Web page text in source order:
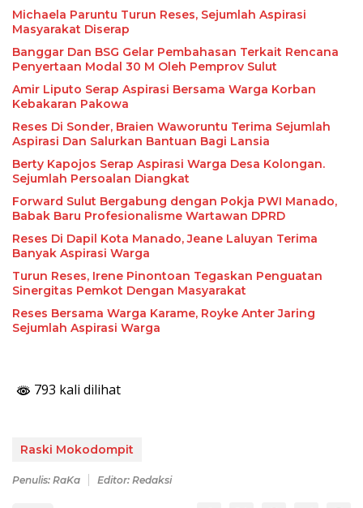
Michaela Paruntu Turun Reses, Sejumlah Aspirasi
Masyarakat Diserap
Banggar Dan BSG Gelar Pembahasan Terkait Rencana
Penyertaan Modal 30 M Oleh Pemprov Sulut
Amir Liputo Serap Aspirasi Bersama Warga Korban
Kebakaran Pakowa
Reses Di Sonder, Braien Waworuntu Terima Sejumlah
Aspirasi Dan Salurkan Bantuan Bagi Lansia
Berty Kapojos Serap Aspirasi Warga Desa Kolongan.
Sejumlah Persoalan Diangkat
Forward Sulut Bergabung dengan Pokja PWI Manado,
Babak Baru Profesionalisme Wartawan DPRD
Reses Di Dapil Kota Manado, Jeane Laluyan Terima
Banyak Aspirasi Warga
Turun Reses, Irene Pinontoan Tegaskan Penguatan
Sinergitas Pemkot Dengan Masyarakat
Reses Bersama Warga Karame, Royke Anter Jaring
Sejumlah Aspirasi Warga
793 kali dilihat
Raski Mokodompit
Penulis: RaKa Editor: Redaksi